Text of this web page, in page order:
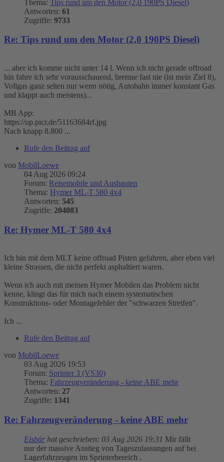
Thema: Tips rund um den Motor (2,0 190PS Diesel)
Antworten: 61
Zugriffe: 9733
Re: Tips rund um den Motor (2,0 190PS Diesel)
... aber ich komme nicht unter 14 l. Wenn ich nicht gerade offroad
bin fahre ich sehr vorausschauend, bremse fast nie (ist mein Ziel 8),
Vollgas ganz selten nur wenn nötig, Autobahn immer konstant Gas
und klappt auch meistens)...
MB App:
https://up.picr.de/51163684rf.jpg
Nach knapp 8.800 ...
Rufe den Beitrag auf
von MobilLoewe
04 Aug 2026 09:24
Forum: Reisemobile und Ausbauten
Thema: Hymer ML-T 580 4x4
Antworten: 545
Zugriffe: 204083
Re: Hymer ML-T 580 4x4
Ich bin mit dem MLT keine offroad Pisten gefahren, aber eben viel
kleine Strassen, die nicht perfekt asphaltiert waren.
Wenn ich auch mit meinen Hymer Mobilen das Problem nicht
kenne, klingt das für mich nach einem systematischen
Konstruktions- oder Montagefehler der "schwarzen Streifen".
Ich ...
Rufe den Beitrag auf
von MobilLoewe
03 Aug 2026 19:53
Forum: Sprinter 3 (VS30)
Thema: Fahrzeugveränderung - keine ABE mehr
Antworten: 27
Zugriffe: 1341
Re: Fahrzeugveränderung - keine ABE mehr
Eisbär hat geschrieben: 03 Aug 2026 19:31 Mir fällt
nur der massive Anstieg von Tageszulassungen auf bei
Lagerfahrzeugen im Sprinterbereich .